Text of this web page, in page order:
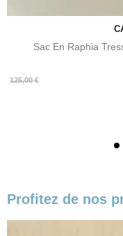
Sac En Raphia
125,00 €
Prix
Prix
Profitez de nos